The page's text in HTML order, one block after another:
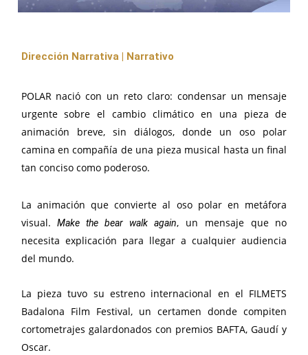
Dirección Narrativa | Narrativo
POLAR nació con un reto claro: condensar un mensaje
urgente sobre el cambio climático en una pieza de
animación breve, sin diálogos, donde un oso polar
camina en compañía de una pieza musical hasta un final
tan conciso como poderoso.
La animación que convierte al oso polar en metáfora
visual.Make the bear walk again, un mensaje que no
necesita explicación para llegar a cualquier audiencia
del mundo.
La pieza tuvo su estreno internacional en el FILMETS
Badalona Film Festival, un certamen donde compiten
cortometrajes galardonados con premios BAFTA, Gaudí y
Oscar.